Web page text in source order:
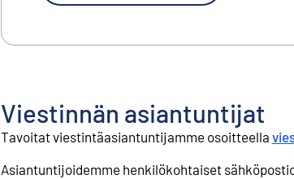
Viestinnän asiantuntijat
Tavoitat viestintäasiantuntijamme osoitteella
Asiantuntijoidemme henkilökohtaiset